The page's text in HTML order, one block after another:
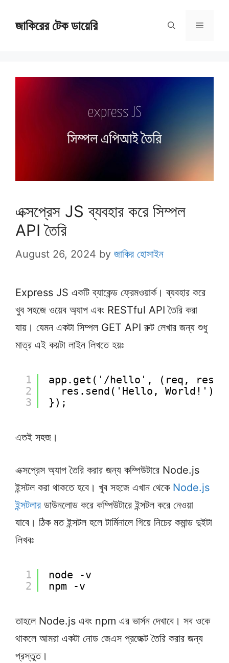
জাকিরের টেক ডায়েরি Menu
এক্সপ্রেস JS ব্যবহার করে সিম্পল
API তৈরি
August 26, 2024 by জাকির হোসাইন
Express JS একটি ব্যাকেন্ড ফ্রেমওয়ার্ক। ব্যবহার করে
খুব সহজে ওয়েব অ্যাপ এবং RESTful API তৈরি করা
যায়। যেমন একটা সিম্পল GET API রুট লেখার জন্য শুধু
মাত্র এই কয়টা লাইন লিখতে হয়ঃ
1
2
3
app.get('/hello', (req, res)
res.send('Hello, World!');
});
এতই সহজ।
এক্সপ্রেস অ্যাপ তৈরি করার জন্য কম্পিউটারে Node.js
ইন্সটল করা থাকতে হবে। খুব সহজে এখান থেকে Node.js
ইন্সটলার ডাউনলোড করে কম্পিউটারে ইন্সটল করে নেওয়া
যাবে। ঠিক মত ইন্সটল হলে টার্মিনালে গিয়ে নিচের কমান্ড দুইটা
লিখবঃ
1
2
node -v
npm -v
তাহলে Node.js এবং npm এর ভার্সন দেখাবে। সব ওকে
থাকলে আমরা একটা নোড জেএস প্রজেক্ট তৈরি করার জন্য
প্রস্তুত।